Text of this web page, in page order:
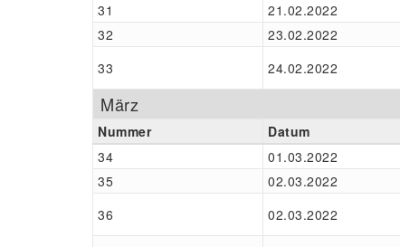
31
21.02.2022
32
23.02.2022
33
24.02.2022
März
Nummer Datum
34
01.03.2022
35
02.03.2022
36
02.03.2022